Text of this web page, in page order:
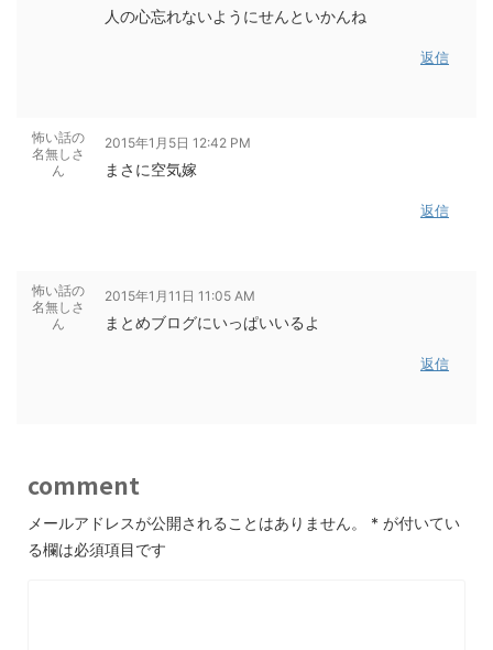
人の心忘れないようにせんといかんね
返信
怖い話の
名無しさ
ん
2015年1月5日 12:42 PM
まさに空気嫁
返信
怖い話の
名無しさ
ん
2015年1月11日 11:05 AM
まとめブログにいっぱいいるよ
返信
comment
メールアドレスが公開されることはありません。 * が付いてい
る欄は必須項目です